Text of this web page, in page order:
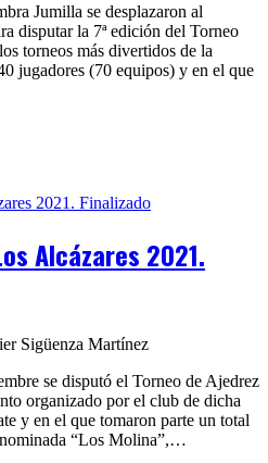
Jumilla se desplazaron al
disputar la 7ª edición del Torneo
torneos más divertidos de la
jugadores (70 equipos) y en el que
Alcázares 2021.
Sigüenza Martínez
se disputó el Torneo de Ajedrez
organizado por el club de dicha
y en el que tomaron parte un total
“Los Molina”,…